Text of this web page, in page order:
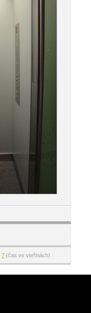
7 (čas ve vteřinách)